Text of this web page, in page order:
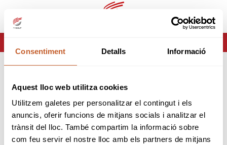
Consentiment Detalls Informació
Aquest lloc web utilitza cookies
Utilitzem galetes per personalitzar el contingut i els
anuncis, oferir funcions de mitjans socials i analitzar el
trànsit del lloc. També compartim la informació sobre
com feu servir el nostre lloc amb els partners de mitjans
es ca
Página no encontrada
Lo sentimos pero la página que estas buscando no
existe o ha cambiado.